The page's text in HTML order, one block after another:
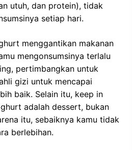
utuh, dan protein), tidak
setiap hari.
menggantikan makanan
mengonsumsinya terlalu
pertimbangkan untuk
gizi untuk mencapai
baik. Selain itu, keep in
adalah dessert, bukan
itu, sebaiknya kamu tidak
berlebihan.